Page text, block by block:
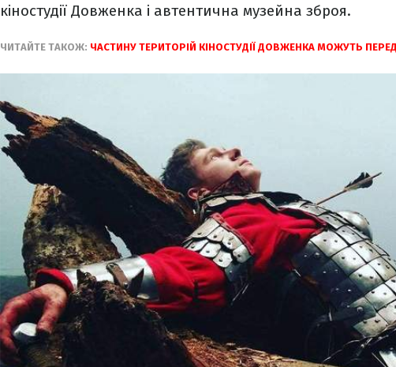
кіностудії Довженка і автентична музейна зброя.
ЧИТАЙТЕ ТАКОЖ: ЧАСТИНУ ТЕРИТОРІЙ КІНОСТУДІЇ ДОВЖЕНКА МОЖУТЬ